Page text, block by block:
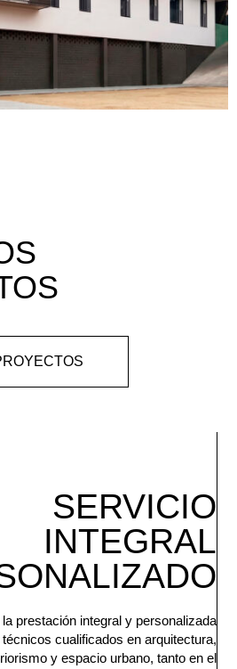
SERVICIO
INTEGRAL
prestación integral y personalizada
cualificados en arquitectura,
y espacio urbano, tanto en el